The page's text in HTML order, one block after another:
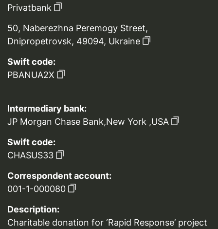
Privatbank
50, Naberezhna Peremogy Street,
Dnipropetrovsk, 49094, Ukraine
Swift code:
PBANUA2X
Intermediary bank:
JP Morgan Chase Bank,New York ,USA
Swift code:
CHASUS33
Correspondent account:
001-1-000080
Description:
Charitable donation for ‘Rapid Response’ project